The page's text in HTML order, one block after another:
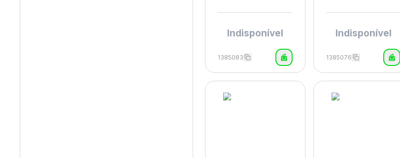
Indisponível
1385083
Indisponível
1385076